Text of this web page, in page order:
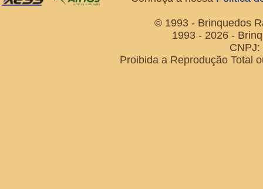
© 1993 - Brinquedos
1993 - 2026 -
Proibida a Reprodução